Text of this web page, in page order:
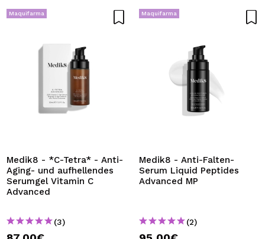
Maquifarma
Medik8 - *C-Tetra* - Anti-
Aging- und aufhellendes
Serumgel Vitamin C
Advanced
(3)
Maquifarma
Medik8 - Anti-Falten-
Serum Liquid Peptides
Advanced MP
(2)